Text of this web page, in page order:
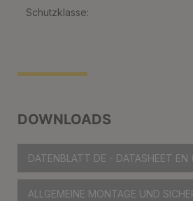
DOWNLOADS
DATENBLATT DE - DATASHEET EN
ALLGEMEINE MONTAGE UND
Schutzklasse: